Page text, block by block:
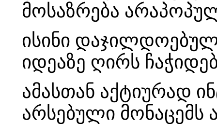
მოსაზრება
ისინი
იდეაზე ღირს
ამასთან აქტიურად
არსებული მონაცემს